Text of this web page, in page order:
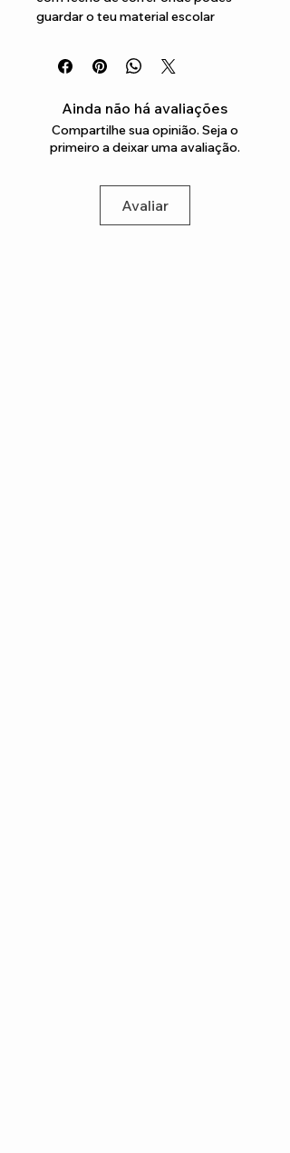
guardar o teu material escolar
Ainda não há avaliações
Compartilhe sua opinião. Seja o
primeiro a deixar uma avaliação.
Avaliar